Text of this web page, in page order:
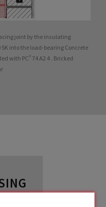
joint by the insulating
into the load-bearing Concrete
with PC® 74 A2 4 . Bricked